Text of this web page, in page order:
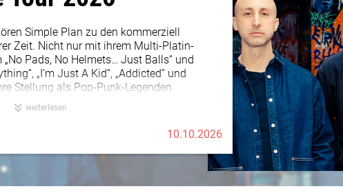
Simple Plan zu den kommerziell
Zeit. Nicht nur mit ihrem Multi-Platin-
Pads, No Helmets… Just Balls“ und
„I’m Just A Kid“, „Addicted“ und
Stellung als Pop-Punk-Legenden
To My Life“, „Summer Paradise“ feat. Sean
Happen To Me?)”, „Shut Up!“ und „What’s
Status der Band längst ausgebaut.
heute über 10 Mio. Alben verkaufen,
Events wie der Vans Warped Tour, dem
und performten 2010 sogar mit dem
bei den Winter Olympics in Vancouver. Mit
weiterlesen
10.10.2026